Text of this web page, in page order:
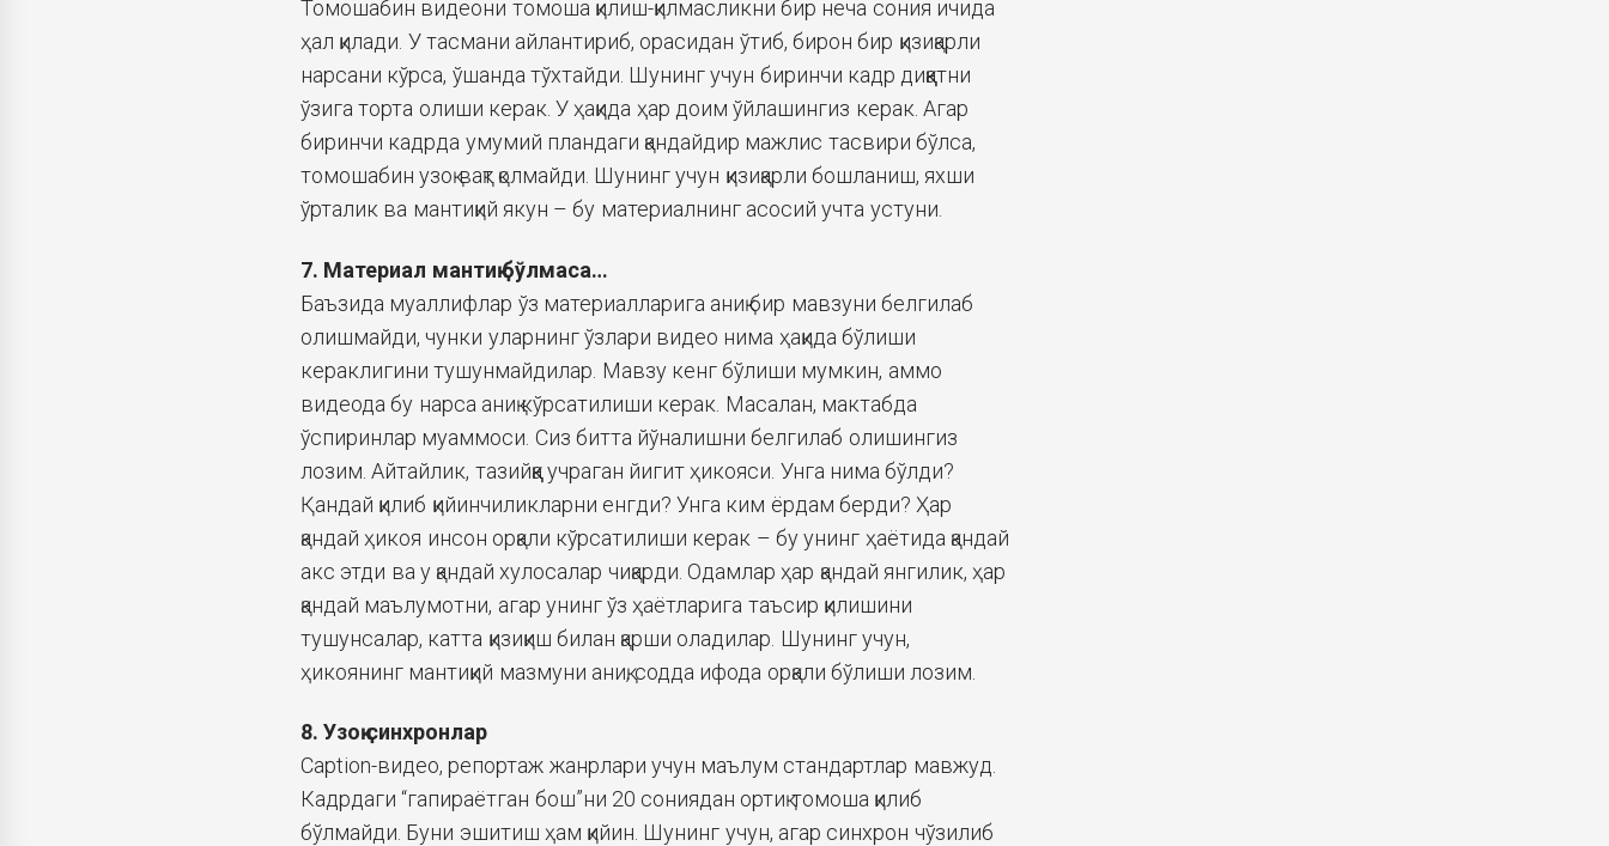
Томошабин видеони томоша қилиш-қилмасликни бир неча сония ичида
ҳал қилади. У тасмани айлантириб, орасидан ўтиб, бирон бир қизиқарли
нарсани кўрса, ўшанда тўхтайди. Шунинг учун биринчи кадр диққатни
ўзига торта олиши керак. У ҳақида ҳар доим ўйлашингиз керак. Агар
биринчи кадрда умумий пландаги қандайдир мажлис тасвири бўлса,
томошабин узоқ вақт қолмайди. Шунинг учун қизиқарли бошланиш, яхши
ўрталик ва мантиқий якун – бу материалнинг асосий учта устуни.
7. Материал мантиқ бўлмаса…
Баъзида муаллифлар ўз материалларига аниқ бир мавзуни белгилаб
олишмайди, чунки уларнинг ўзлари видео нима ҳақида бўлиши
кераклигини тушунмайдилар. Мавзу кенг бўлиши мумкин, аммо
видеода бу нарса аниқ кўрсатилиши керак. Масалан, мактабда
ўспиринлар муаммоси. Сиз битта йўналишни белгилаб олишингиз
лозим. Айтайлик, тазийққа учраган йигит ҳикояси. Унга нима бўлди?
Қандай қилиб қийинчиликларни енгди? Унга ким ёрдам берди? Ҳар
қандай ҳикоя инсон орқали кўрсатилиши керак – бу унинг ҳаётида қандай
акс этди ва у қандай хулосалар чиқарди. Одамлар ҳар қандай янгилик, ҳар
қандай маълумотни, агар унинг ўз ҳаётларига таъсир қилишини
тушунсалар, катта қизиқиш билан қарши оладилар. Шунинг учун,
ҳикоянинг мантиқий мазмуни аниқ, содда ифода орқали бўлиши лозим.
8. Узоқ синхронлар
Caption-видео, репортаж жанрлари учун маълум стандартлар мавжуд.
Кадрдаги “гапираётган бош”ни 20 сониядан ортиқ томоша қилиб
бўлмайди. Буни эшитиш ҳам қийин. Шунинг учун, агар синхрон чўзилиб